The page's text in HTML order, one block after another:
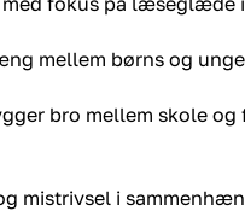
mellem børns og
bro mellem skole
mistrivsel i